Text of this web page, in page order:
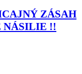
ZÁSAH
NÁSILIE !!